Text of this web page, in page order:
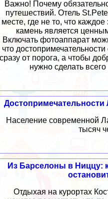
Важно! Почему
путешествий. Отель
месте, где не то, что
камень является
Включать фотоаппарат
что
сразу от порога, а чтобы
нужно сделать
Население современной
тысяч
Из Барселоны в Ниццу:
Отдыхая на курортах